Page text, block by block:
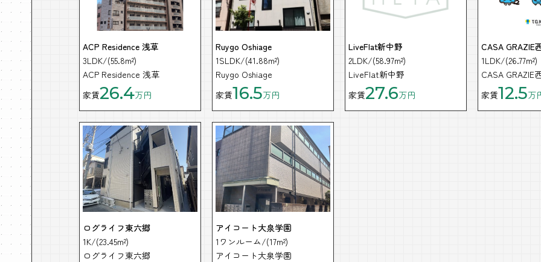
ACP Residence 浅草
3LDK/(55.8m²)
ACP Residence 浅草
家賃26.4万円
Ruygo Oshiage
1SLDK/(41.88m²)
Ruygo Oshiage
家賃16.5万円
LiveFlat新中野
2LDK/(58.97m²)
LiveFlat新中野
家賃27.6万円
CASA GRAZIE
1LDK/(26.77m²)
CASA GRAZIE
家賃12.5万
ログライフ東六郷
1K/(23.45m²)
ログライフ東六郷
アイコート大泉学園
1ワンルーム/(17m²)
アイコート大泉学園